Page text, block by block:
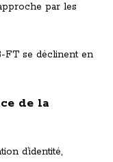
par les
FT se déclinent en
de la
d’identité,